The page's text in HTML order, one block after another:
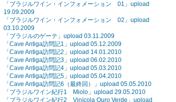
「ブラジルワイン・インフォメーション 01」upload
19.09.2009
「ブラジルワイン・インフォメーション 02」upload
03.10.2009
「ブラジルのゲーテ」upload 03.11.2009
「Cave Antiga訪問記1」upload 05.12.2009
「Cave Antiga訪問記2」upload 14.01.2010
「Cave Antiga訪問記3」upload 06.02.2010
「Cave Antiga訪問記4」upload 05.03.2010
「Cave Antiga訪問記5」upload 05.04.2010
「Cave Antiga訪問記6（最終回）」upload 05.05.2010
「ブラジルワイン紀行1 Miolo」upload 29.05.2010
「ブラジルワイン紀行2 Vinícola Ouro Verde」upload